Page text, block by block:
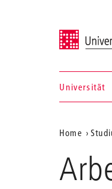
Universität der
Universität
Aktuelle
Position
auf
Home